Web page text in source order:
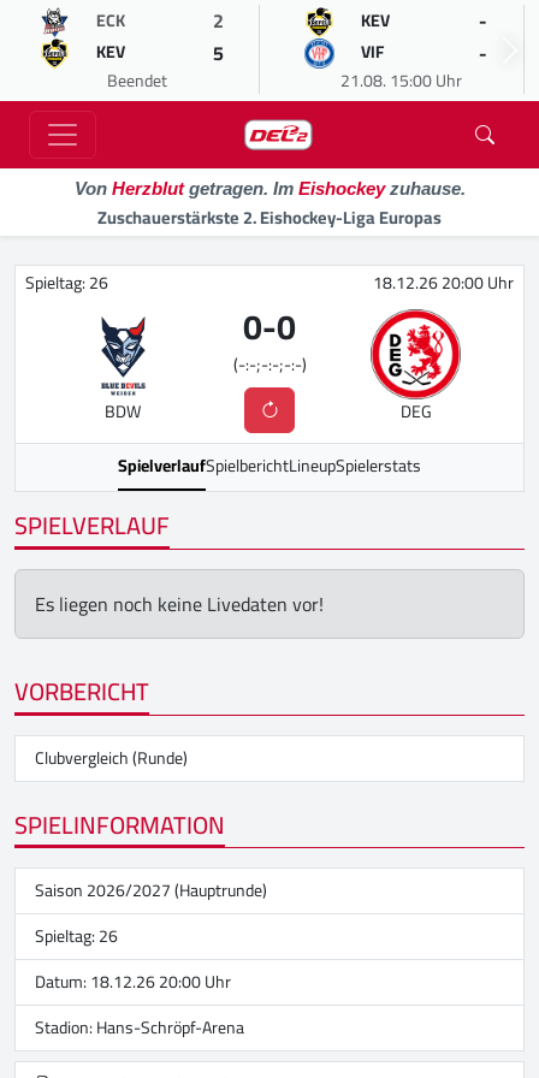
ECK 2
KEV 5
Beendet
KEV -
VIF -
21.08. 15:00 Uhr
Von Herzblutgetragen. Im Eishockeyzuhause.
Zuschauerstärkste 2. Eishockey-Liga Europas
Spieltag: 26 18.12.26 20:00 Uhr
BDW
0-0
(-:-;-:-;-:-)
DEG
SpielverlaufSpielberichtLineupSpielerstats
SPIELVERLAUF
Es liegen noch keine Livedaten vor!
VORBERICHT
Clubvergleich (Runde)
SPIELINFORMATION
Saison 2026/2027 (Hauptrunde)
Spieltag: 26
Datum: 18.12.26 20:00 Uhr
Stadion:Hans-Schröpf-Arena